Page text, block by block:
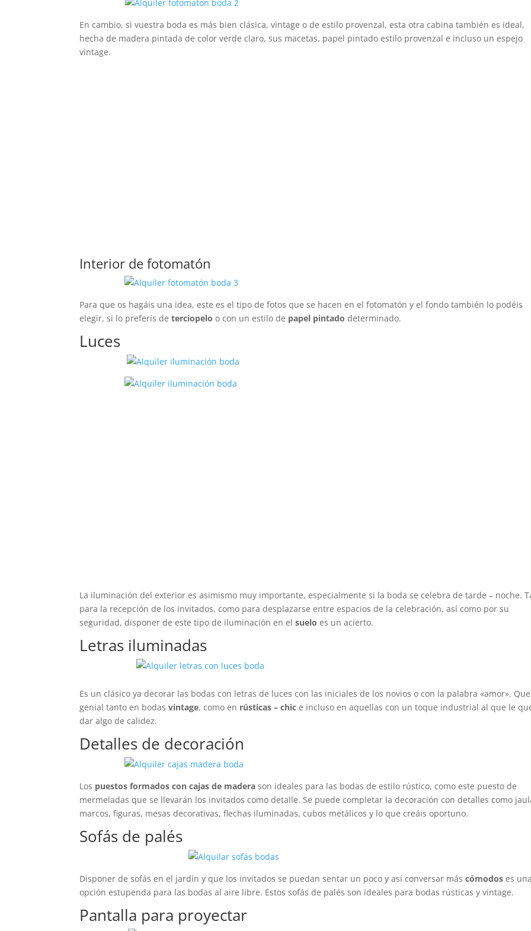
En cambio, si vuestra boda es más bien clásica, vintage o de estilo provenzal, esta otra cabina también es ideal,
hecha de madera pintada de color verde claro, sus macetas, papel pintado estilo provenzal e incluso un espejo
vintage.
Interior de fotomatón
Para que os hagáis una idea, este es el tipo de fotos que se hacen en el fotomatón y el fondo también lo podéis
elegir, si lo preferís deterciopelo o con un estilo de papel pintado determinado.
Luces
La iluminación del exterior es asimismo muy importante, especialmente si la boda se celebra de tarde – noche.
para la recepción de los invitados, como para desplazarse entre espacios de la celebración, así como por su
seguridad, disponer de este tipo de iluminación en elsuelo es un acierto.
Letras iluminadas
Es un clásico ya decorar las bodas con letras de luces con las iniciales de los novios o con la palabra «amor».
genial tanto en bodasvintage, como en rústicas – chic e incluso en aquellas con un toque industrial al que le
dar algo de calidez.
Detalles de decoración
Los puestos formados con cajas de madera son ideales para las bodas de estilo rústico, como este puesto de
mermeladas que se llevarán los invitados como detalle. Se puede completar la decoración con detalles como
marcos, figuras, mesas decorativas, flechas iluminadas, cubos metálicos y lo que creáis oportuno.
Sofás de palés
Disponer de sofás en el jardín y que los invitados se puedan sentar un poco y así conversar máscómodos es
opción estupenda para las bodas al aire libre. Estos sofás de palés son ideales para bodas rústicas y vintage.
Pantalla para proyectar